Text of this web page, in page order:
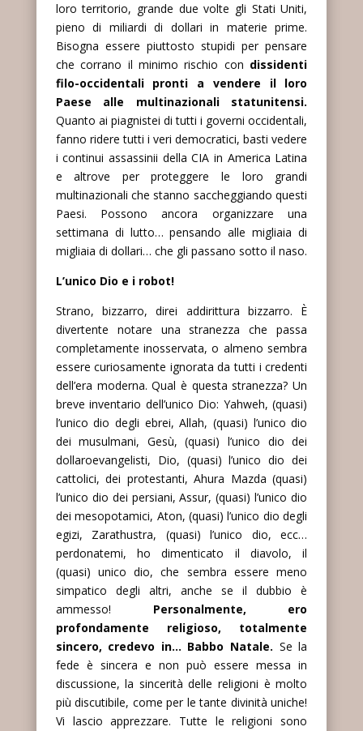
loro territorio, grande due volte gli Stati Uniti,
pieno di miliardi di dollari in materie prime.
Bisogna essere piuttosto stupidi per pensare
che corrano il minimo rischio con dissidenti
filo-occidentali pronti a vendere il loro
Paese alle multinazionali statunitensi.
Quanto ai piagnistei di tutti i governi occidentali,
fanno ridere tutti i veri democratici, basti vedere
i continui assassinii della CIA in America Latina
e altrove per proteggere le loro grandi
multinazionali che stanno saccheggiando questi
Paesi. Possono ancora organizzare una
settimana di lutto… pensando alle migliaia di
migliaia di dollari… che gli passano sotto il naso.
L’unico Dio e i robot!
Strano, bizzarro, direi addirittura bizzarro. È
divertente notare una stranezza che passa
completamente inosservata, o almeno sembra
essere curiosamente ignorata da tutti i credenti
dell’era moderna. Qual è questa stranezza? Un
breve inventario dell’unico Dio: Yahweh, (quasi)
l’unico dio degli ebrei, Allah, (quasi) l’unico dio
dei musulmani, Gesù, (quasi) l’unico dio dei
dollaroevangelisti, Dio, (quasi) l’unico dio dei
cattolici, dei protestanti, Ahura Mazda (quasi)
l’unico dio dei persiani, Assur, (quasi) l’unico dio
dei mesopotamici, Aton, (quasi) l’unico dio degli
egizi, Zarathustra, (quasi) l’unico dio, ecc…
perdonatemi, ho dimenticato il diavolo, il
(quasi) unico dio, che sembra essere meno
simpatico degli altri, anche se il dubbio è
ammesso! Personalmente, ero
profondamente religioso, totalmente
sincero, credevo in… Babbo Natale. Se la
fede è sincera e non può essere messa in
discussione, la sincerità delle religioni è molto
più discutibile, come per le tante divinità uniche!
Vi lascio apprezzare. Tutte le religioni sono